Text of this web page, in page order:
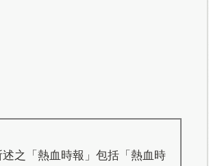
之「熱血時報」包括「熱血時